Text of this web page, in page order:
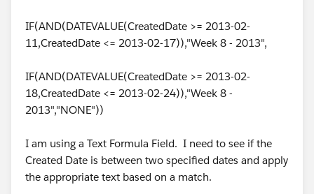
IF(AND(DATEVALUE(CreatedDate >= 2013-02-
11,CreatedDate <= 2013-02-17)),"Week 8 - 2013",
IF(AND(DATEVALUE(CreatedDate >= 2013-02-
18,CreatedDate <= 2013-02-24)),"Week 8 -
2013","NONE"))
I am using a Text Formula Field. I need to see if the
Created Date is between two specified dates and apply
the appropriate text based on a match.